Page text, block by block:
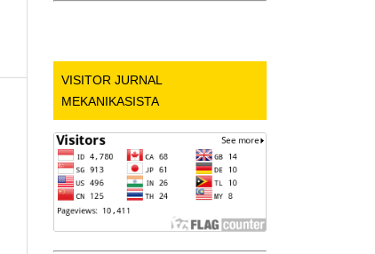
VISITOR JURNAL
MEKANIKASISTA